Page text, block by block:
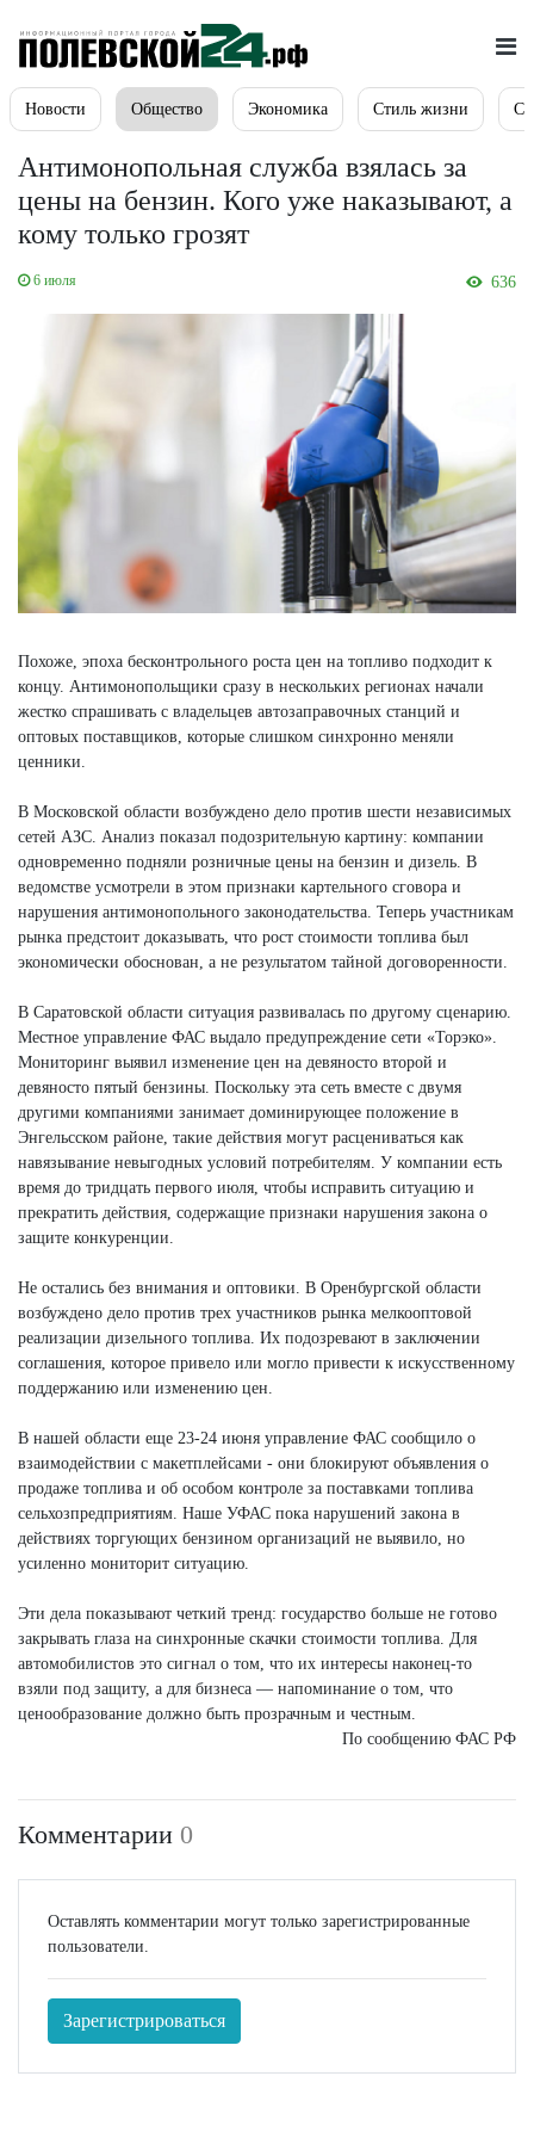
Новости Общество Экономика Стиль жизни
Антимонопольная служба взялась за
цены на бензин. Кого уже наказывают, а
кому только грозят
6 июля 636
Похоже, эпоха бесконтрольного роста цен на топливо подходит к
концу. Антимонопольщики сразу в нескольких регионах начали
жестко спрашивать с владельцев автозаправочных станций и
оптовых поставщиков, которые слишком синхронно меняли
ценники.
В Московской области возбуждено дело против шести независимых
сетей АЗС. Анализ показал подозрительную картину: компании
одновременно подняли розничные цены на бензин и дизель. В
ведомстве усмотрели в этом признаки картельного сговора и
нарушения антимонопольного законодательства. Теперь участникам
рынка предстоит доказывать, что рост стоимости топлива был
экономически обоснован, а не результатом тайной договоренности.
В Саратовской области ситуация развивалась по другому сценарию.
Местное управление ФАС выдало предупреждение сети «Торэко».
Мониторинг выявил изменение цен на девяносто второй и
девяносто пятый бензины. Поскольку эта сеть вместе с двумя
другими компаниями занимает доминирующее положение в
Энгельсском районе, такие действия могут расцениваться как
навязывание невыгодных условий потребителям. У компании есть
время до тридцать первого июля, чтобы исправить ситуацию и
прекратить действия, содержащие признаки нарушения закона о
защите конкуренции.
Не остались без внимания и оптовики. В Оренбургской области
возбуждено дело против трех участников рынка мелкооптовой
реализации дизельного топлива. Их подозревают в заключении
соглашения, которое привело или могло привести к искусственному
поддержанию или изменению цен.
В нашей области еще 23-24 июня управление ФАС сообщило о
взаимодействии с макетплейсами - они блокируют объявления о
продаже топлива и об особом контроле за поставками топлива
сельхозпредприятиям. Наше УФАС пока нарушений закона в
действиях торгующих бензином организаций не выявило, но
усиленно мониторит ситуацию.
Эти дела показывают четкий тренд: государство больше не готово
закрывать глаза на синхронные скачки стоимости топлива. Для
автомобилистов это сигнал о том, что их интересы наконец-то
взяли под защиту, а для бизнеса — напоминание о том, что
ценообразование должно быть прозрачным и честным.
По сообщению ФАС РФ
Комментарии 0
Оставлять комментарии могут только зарегистрированные
пользователи.
Зарегистрироваться